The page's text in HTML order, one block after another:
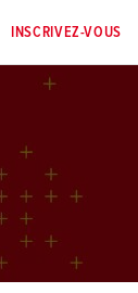
INSCRIVEZ-VOUS